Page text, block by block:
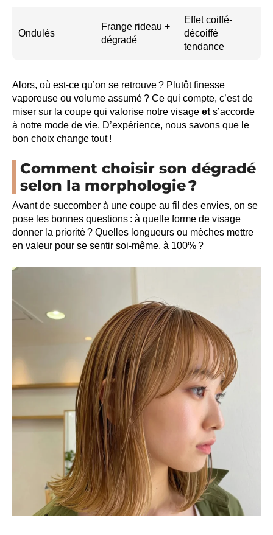
Ondulés
Frange rideau +
dégradé
Effet coiffé-
décoiffé
tendance
Alors, où est-ce qu’on se retrouve ? Plutôt finesse
vaporeuse ou volume assumé ? Ce qui compte, c’est de
miser sur la coupe qui valorise notre visage et s’accorde
à notre mode de vie. D’expérience, nous savons que le
bon choix change tout !
Comment choisir son dégradé
selon la morphologie ?
Avant de succomber à une coupe au fil des envies, on se
pose les bonnes questions : à quelle forme de visage
donner la priorité ? Quelles longueurs ou mèches mettre
en valeur pour se sentir soi-même, à 100% ?